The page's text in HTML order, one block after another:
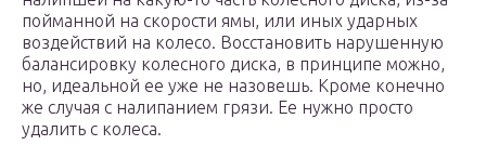
пойманной на скорости ямы, или иных ударных
воздействий на колесо. Восстановить нарушенную
балансировку колесного диска, в принципе можно,
но, идеальной ее уже не назовешь. Кроме конечно
же случая с налипанием грязи. Ее нужно просто
удалить с колеса.